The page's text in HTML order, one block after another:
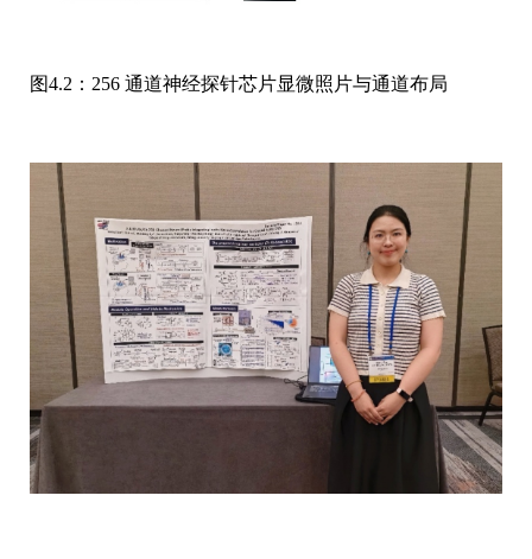
图4.2：256 通道神经探针芯片显微照片与通道布局